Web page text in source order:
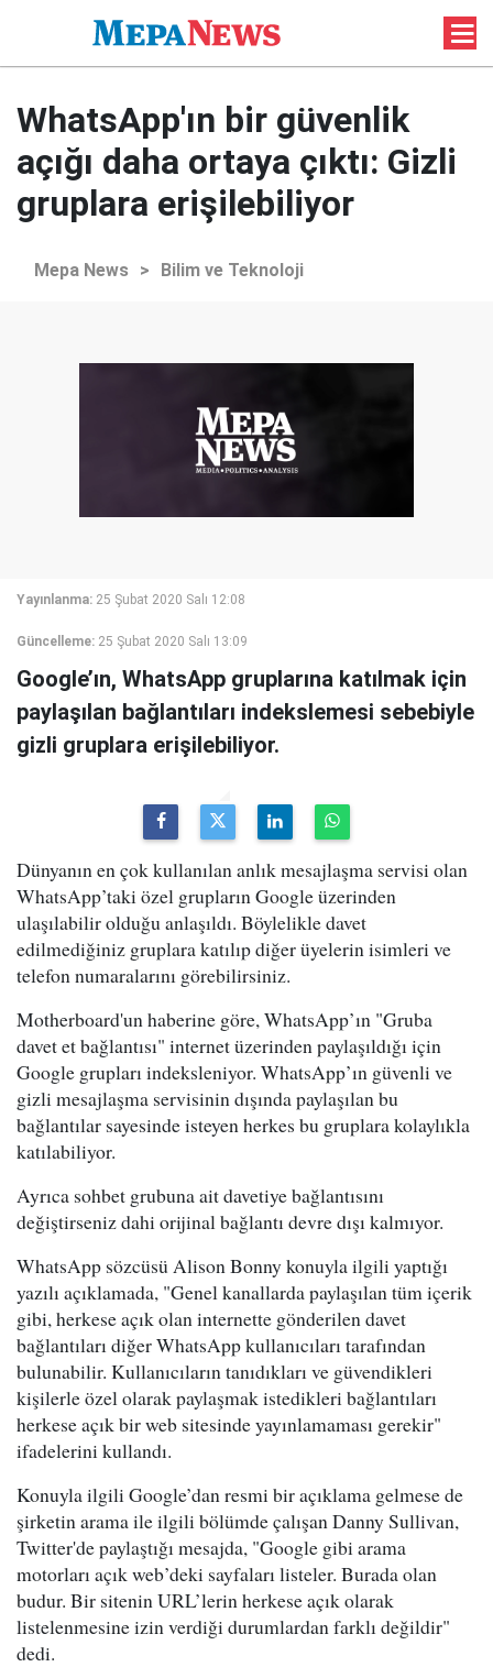
WhatsApp'ın bir güvenlik
açığı daha ortaya çıktı: Gizli
gruplara erişilebiliyor
Mepa News > Bilim ve Teknoloji
Yayınlanma: 25 Şubat 2020 Salı 12:08
Güncelleme: 25 Şubat 2020 Salı 13:09
Google’ın, WhatsApp gruplarına katılmak için
paylaşılan bağlantıları indekslemesi sebebiyle
gizli gruplara erişilebiliyor.
Dünyanın en çok kullanılan anlık mesajlaşma servisi olan
WhatsApp’taki özel grupların Google üzerinden
ulaşılabilir olduğu anlaşıldı. Böylelikle davet
edilmediğiniz gruplara katılıp diğer üyelerin isimleri ve
telefon numaralarını görebilirsiniz.
Motherboard'un haberine göre, WhatsApp’ın "Gruba
davet et bağlantısı" internet üzerinden paylaşıldığı için
Google grupları indeksleniyor. WhatsApp’ın güvenli ve
gizli mesajlaşma servisinin dışında paylaşılan bu
bağlantılar sayesinde isteyen herkes bu gruplara kolaylıkla
katılabiliyor.
Ayrıca sohbet grubuna ait davetiye bağlantısını
değiştirseniz dahi orijinal bağlantı devre dışı kalmıyor.
WhatsApp sözcüsü Alison Bonny konuyla ilgili yaptığı
yazılı açıklamada, "Genel kanallarda paylaşılan tüm içerik
gibi, herkese açık olan internette gönderilen davet
bağlantıları diğer WhatsApp kullanıcıları tarafından
bulunabilir. Kullanıcıların tanıdıkları ve güvendikleri
kişilerle özel olarak paylaşmak istedikleri bağlantıları
herkese açık bir web sitesinde yayınlamaması gerekir"
ifadelerini kullandı.
Konuyla ilgili Google’dan resmi bir açıklama gelmese de
şirketin arama ile ilgili bölümde çalışan Danny Sullivan,
Twitter'de paylaştığı mesajda, "Google gibi arama
motorları açık web’deki sayfaları listeler. Burada olan
budur. Bir sitenin URL’lerin herkese açık olarak
listelenmesine izin verdiği durumlardan farklı değildir"
dedi.